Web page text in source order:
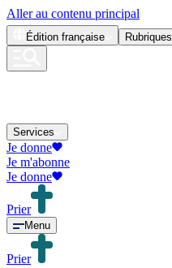
Aller au contenu principal
Édition française Rubriques
Services
Je donne
Je m'abonne
Je donne
Prier
Menu
Prier